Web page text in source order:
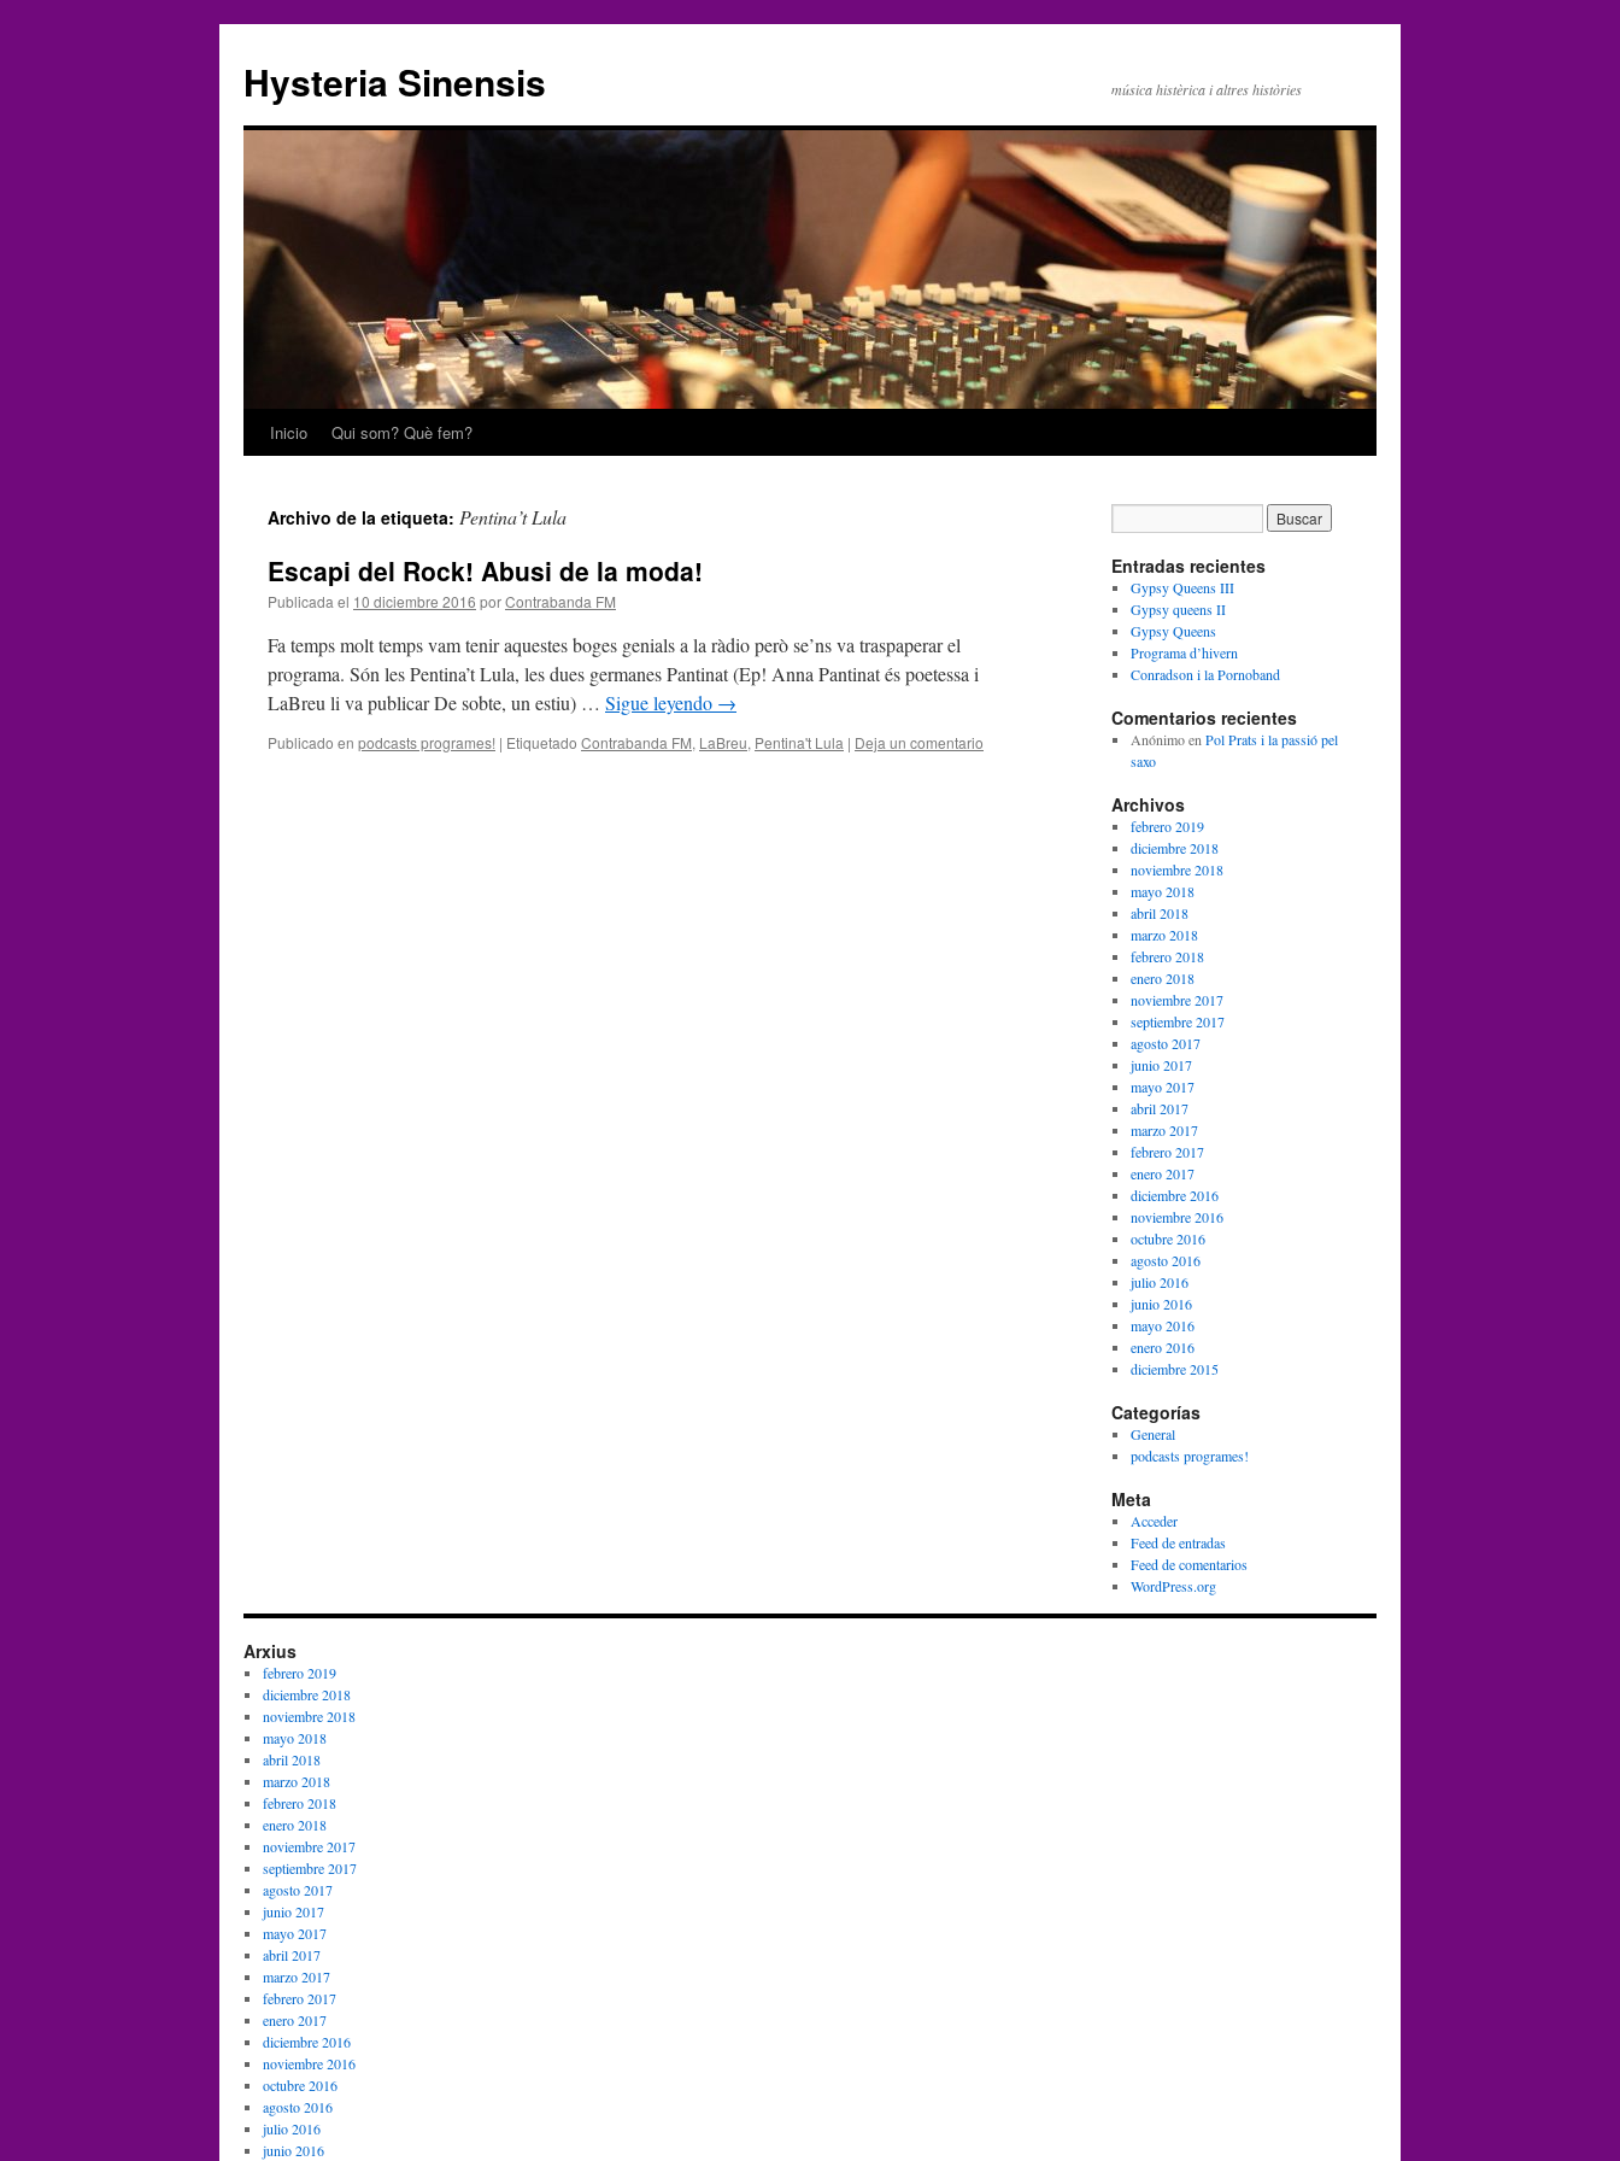
Hysteria Sinensis música histèrica i altres històries
Saltar
contenido
Inicio Qui som? Què fem?
Archivo de la etiqueta: Pentina’t Lula
Escapi del Rock! Abusi de la moda!
Publicada el 10 diciembre 2016 porContrabanda FM
Fa temps molt temps vam tenir aquestes boges genials a la ràdio però se’ns va traspaperar el
programa. Són les Pentina’t Lula, les dues germanes Pantinat (Ep! Anna Pantinat és poetessa i
LaBreu li va publicar De sobte, un estiu) … Sigue leyendo →
Publicado en podcasts programes! | Etiquetado Contrabanda FM, LaBreu, Pentina't Lula | Deja un comentario
Entradas recientes
Gypsy Queens III
Gypsy queens II
Gypsy Queens
Programa d’hivern
Conradson i la Pornoband
Comentarios recientes
Anónimoen Pol Prats i la passió pel
saxo
Archivos
febrero 2019
diciembre 2018
noviembre 2018
mayo 2018
abril 2018
marzo 2018
febrero 2018
enero 2018
noviembre 2017
septiembre 2017
agosto 2017
junio 2017
mayo 2017
abril 2017
marzo 2017
febrero 2017
enero 2017
diciembre 2016
noviembre 2016
octubre 2016
agosto 2016
julio 2016
junio 2016
mayo 2016
enero 2016
diciembre 2015
Categorías
General
podcasts programes!
Meta
Acceder
Feed de entradas
Feed de comentarios
WordPress.org
Arxius
febrero 2019
diciembre 2018
noviembre 2018
mayo 2018
abril 2018
marzo 2018
febrero 2018
enero 2018
noviembre 2017
septiembre 2017
agosto 2017
junio 2017
mayo 2017
abril 2017
marzo 2017
febrero 2017
enero 2017
diciembre 2016
noviembre 2016
octubre 2016
agosto 2016
julio 2016
junio 2016